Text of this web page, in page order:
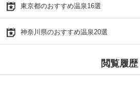
東京都のおすすめ温泉16選
神奈川県のおすすめ温泉20選
閲覧履歴